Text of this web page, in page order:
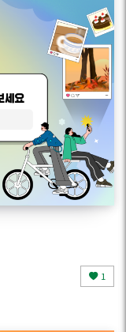
1